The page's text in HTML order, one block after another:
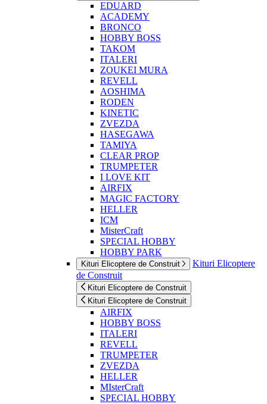
EDUARD
ACADEMY
BRONCO
HOBBY BOSS
TAKOM
ITALERI
ZOUKEI MURA
REVELL
AOSHIMA
RODEN
KINETIC
ZVEZDA
HASEGAWA
TAMIYA
CLEAR PROP
TRUMPETER
I LOVE KIT
AIRFIX
MAGIC FACTORY
HELLER
ICM
MisterCraft
SPECIAL HOBBY
HOBBY PARK
Kituri Elicoptere de Construit
Kituri Elicoptere
de Construit
Kituri Elicoptere de Construit
Kituri Elicoptere de Construit
AIRFIX
HOBBY BOSS
ITALERI
REVELL
TRUMPETER
ZVEZDA
HELLER
MIsterCraft
SPECIAL HOBBY